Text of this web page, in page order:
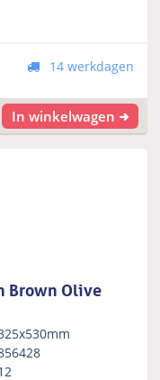
14 werkdagen
In winkelwagen
Brown Olive